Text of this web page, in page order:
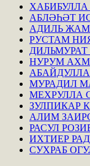
АБЛӘҺӘТ
АДИЛЬ
РУСТАМ
НУРУМ
МУРАДИЛ
МЕХРУЛЛА
ЗУЛПИКАР
АЛИМ
РАСУЛ
ИХТИЕР
СУХРАБ